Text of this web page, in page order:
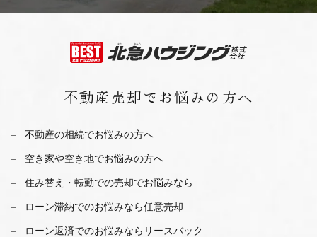
不動産売却で お悩みの方へ
不動産の相続でお悩みの方へ
空き家や空き地でお悩みの方へ
住み替え・転勤での売却でお悩みなら
ローン滞納でのお悩みなら任意売却
ローン返済でのお悩みならリースバック